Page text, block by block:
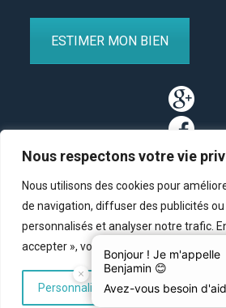
Nous respectons votre vie
Nous utilisons des cookies pour
de navigation, diffuser des publicités
personnalisés et analyser notre trafic.
accepter », vous consentez à notre
Personnaliser Tout rejeter
ESTIMER MON BIEN
Partenaires
© Copyright 2011-2020 BM Finance,